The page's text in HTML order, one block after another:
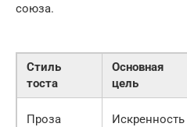
союза.
Стиль
тоста
Основная
цель
Проза Искренность